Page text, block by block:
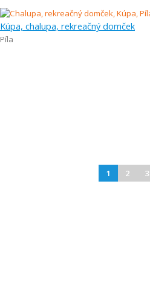
Kúpa, chalupa, rekreačný domček
Píla
1 2 3